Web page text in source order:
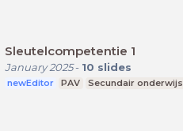
Sleutelcompetentie 1
January 2025- 10 slides
newEditor PAV Secundair onderwijs